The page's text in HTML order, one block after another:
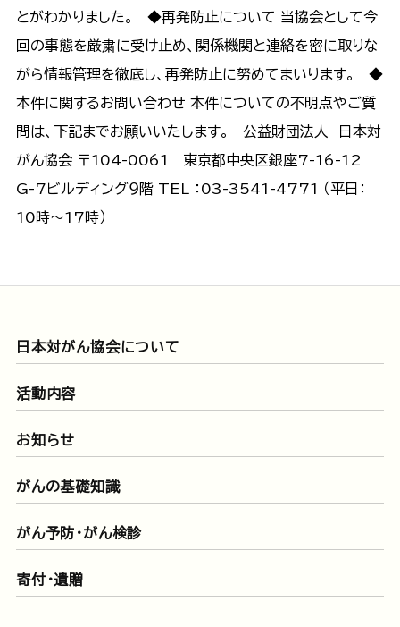
とがわかりました。 ◆再発防止について 当協会として今
回の事態を厳粛に受け止め、関係機関と連絡を密に取りな
がら情報管理を徹底し、再発防止に努めてまいります。 ◆
本件に関するお問い合わせ 本件についての不明点やご質
問は、下記までお願いいたします。 公益財団法人 日本対
がん協会 〒104-0061 東京都中央区銀座7-16-12
G-7ビルディング９階 TEL ：03-3541-4771 （平日：
10時～17時）
日本対がん協会について
活動内容
お知らせ
がんの基礎知識
がん予防・がん検診
寄付・遺贈